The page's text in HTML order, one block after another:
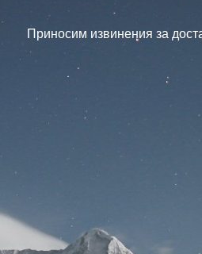
Приносим извинения за